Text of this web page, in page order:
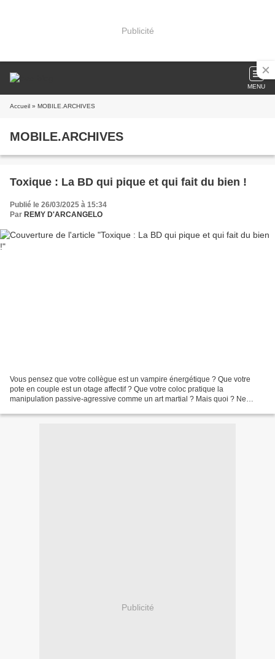
Publicité
MENU
Accueil » MOBILE.ARCHIVES
MOBILE.ARCHIVES
Toxique : La BD qui pique et qui fait du bien !
Publié le 26/03/2025 à 15:34
Par REMY D'ARCANGELO
Vous pensez que votre collègue est un vampire énergétique ? Que votre
pote en couple est un otage affectif ? Que votre coloc pratique la
manipulation passive-agressive comme un art martial ? Mais quoi ? Ne
Publicité